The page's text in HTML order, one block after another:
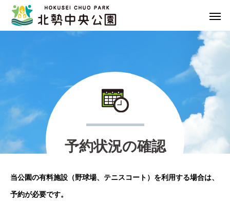
予約状況の確認
当公園の有料施設（野球場、テニスコート）を利用する場合は、
予約が必要です。